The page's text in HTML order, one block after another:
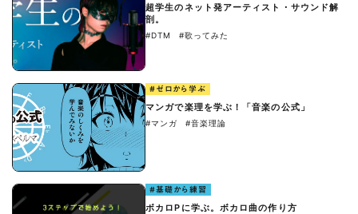
超学生のネット発アーティスト・サウンド解
剖。
#DTM #歌ってみた
#ゼロから学ぶ
マンガで楽理を学ぶ！「音楽の公式」
#マンガ #音楽理論
#基礎から練習
ボカロPに学ぶ。ボカロ曲の作り方